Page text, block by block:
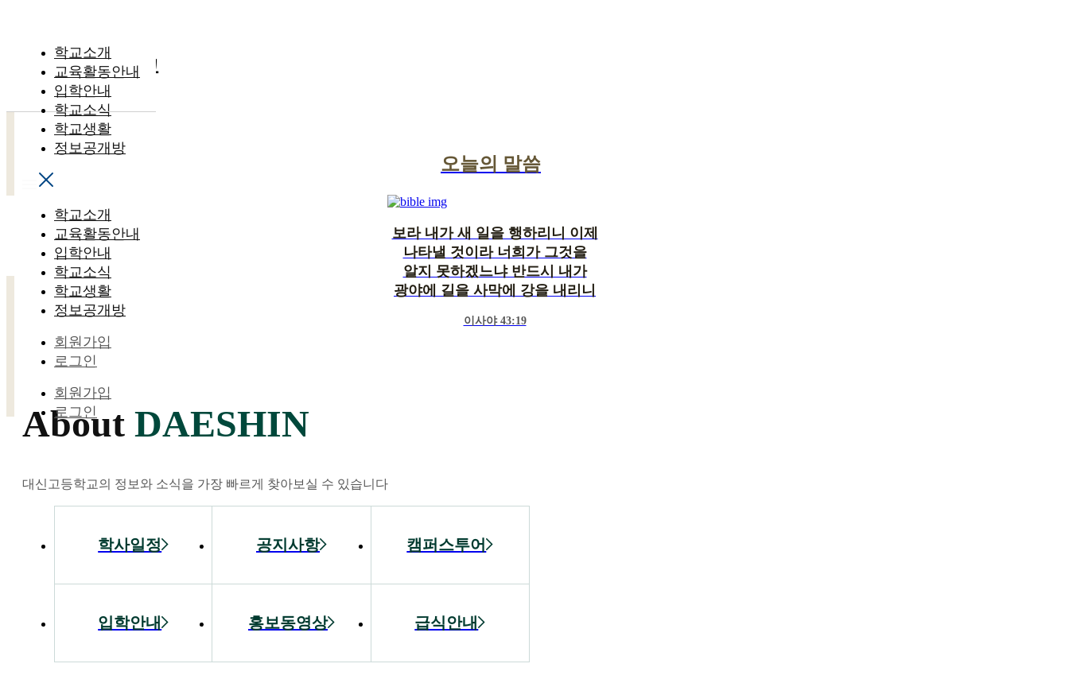
학교소개
교육활동안내
입학안내
학교소식
학교생활
정보공개방
학교소개
교육활동안내
입학안내
학교소식
학교생활
정보공개방
회원가입
로그인
회원가입
로그인
대전대신고등학교
오늘의 말씀
보라 내가 새 일을 행하리니 이제
나타낼 것이라 너희가 그것을
알지 못하겠느냐 반드시 내가
광야에 길을 사막에 강을 내리니
이사야 43:19
About DAESHIN
대신고등학교의 정보와 소식을 가장 빠르게 찾아보실 수 있습니다
학사일정 공지사항 캠퍼스투어
입학안내 홍보동영상 급식안내